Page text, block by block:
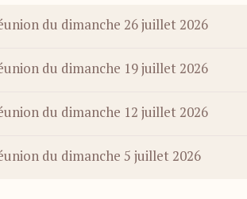
du dimanche 26 juillet 2026
du dimanche 19 juillet 2026
du dimanche 12 juillet 2026
du dimanche 5 juillet 2026